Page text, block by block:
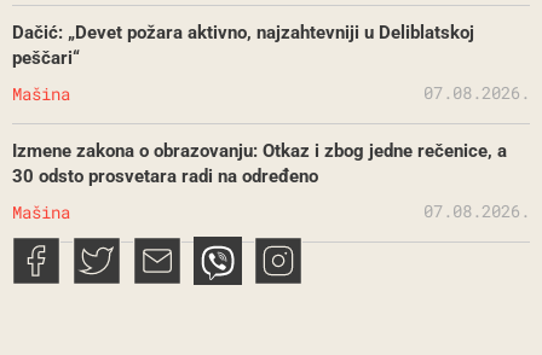
Dačić: „Devet požara aktivno, najzahtevniji u Deliblatskoj
peščari“
Mašina 07.08.2026.
Izmene zakona o obrazovanju: Otkaz i zbog jedne rečenice, a
30 odsto prosvetara radi na određeno
Mašina 07.08.2026.